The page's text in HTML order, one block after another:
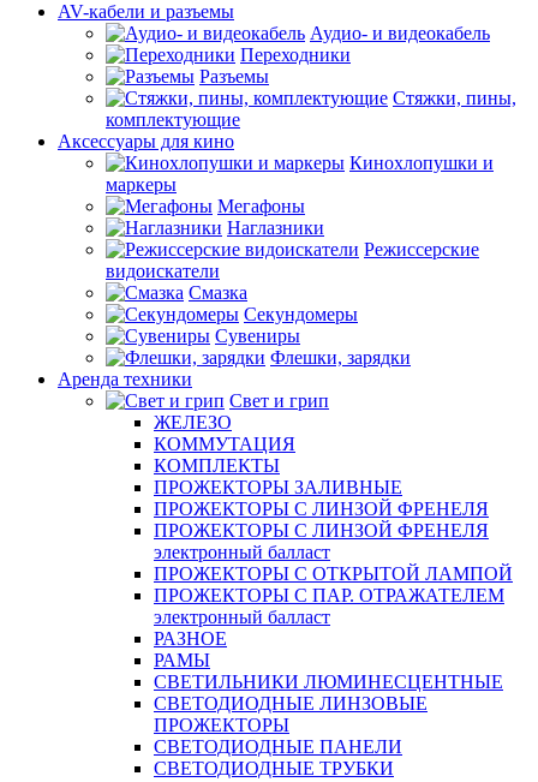
AV-кабели и разъемы
Аудио- и видеокабель
Переходники
Разъемы
Стяжки, пины,
комплектующие
Аксессуары для кино
Кинохлопушки и
маркеры
Мегафоны
Наглазники
Режиссерские
видоискатели
Смазка
Секундомеры
Сувениры
Флешки, зарядки
Аренда техники
Свет и грип
ЖЕЛЕЗО
КОММУТАЦИЯ
КОМПЛЕКТЫ
ПРОЖЕКТОРЫ ЗАЛИВНЫЕ
ПРОЖЕКТОРЫ С ЛИНЗОЙ ФРЕНЕЛЯ
ПРОЖЕКТОРЫ С ЛИНЗОЙ ФРЕНЕЛЯ
электронный балласт
ПРОЖЕКТОРЫ С ОТКРЫТОЙ ЛАМПОЙ
ПРОЖЕКТОРЫ С ПАР. ОТРАЖАТЕЛЕМ
электронный балласт
РАЗНОЕ
РАМЫ
СВЕТИЛЬНИКИ ЛЮМИНЕСЦЕНТНЫЕ
СВЕТОДИОДНЫЕ ЛИНЗОВЫЕ
ПРОЖЕКТОРЫ
СВЕТОДИОДНЫЕ ПАНЕЛИ
СВЕТОДИОДНЫЕ ТРУБКИ